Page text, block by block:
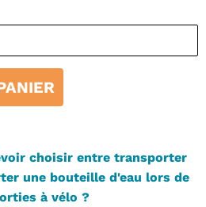
choisir entre transporter
une bouteille d'eau lors de
à vélo ?